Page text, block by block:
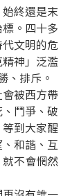
終還是末
。四十多
文明的危
神」泛濫
、排斥。
被西方帶
鬥爭、破
到大家醒
和諧、互
不會惘然